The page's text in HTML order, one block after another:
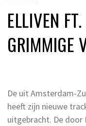
ELLIVEN
GRIMMIGE
De uit Amsterdam-
heeft zijn nieuwe
uitgebracht. De